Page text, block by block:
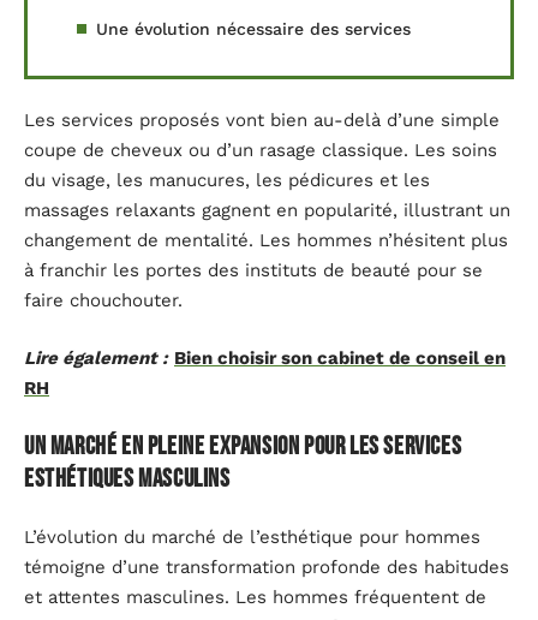
Une évolution nécessaire des services
Les services proposés vont bien au-delà d’une simple
coupe de cheveux ou d’un rasage classique. Les soins
du visage, les manucures, les pédicures et les
massages relaxants gagnent en popularité, illustrant un
changement de mentalité. Les hommes n’hésitent plus
à franchir les portes des instituts de beauté pour se
faire chouchouter.
Lire également : Bien choisir son cabinet de conseil en
RH
Un marché en pleine expansion pour les services
esthétiques masculins
L’évolution du marché de l’esthétique pour hommes
témoigne d’une transformation profonde des habitudes
et attentes masculines. Les hommes fréquentent de